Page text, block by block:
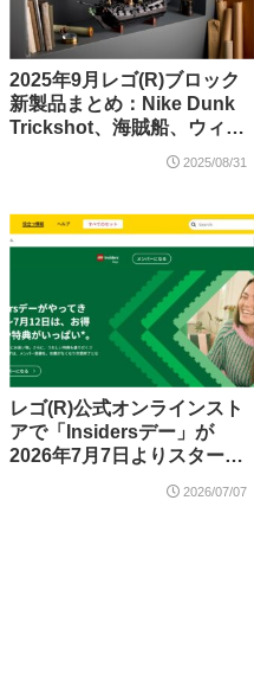
2025年9月レゴ(R)ブロック
新製品まとめ：Nike Dunk
Trickshot、海賊船、ウィリ
ー・ウォンカとチョコレー
ト工場、アドベントカレン
ド、ウォーリー＆イヴ、ア
ーカム・アサイラムなど
2025/08/31
レゴ(R)公式オンラインスト
アで「Insidersデー」が
2026年7月7日よりスター
ント（40912）」など
2026/07/07